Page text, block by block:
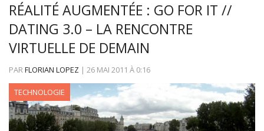
RÉALITÉ AUGMENTÉE : GO FOR IT //
DATING 3.0 – LA RENCONTRE
VIRTUELLE DE DEMAIN
PARFLORIAN LOPEZ | 26 MAI 2011 À 0:16
TECHNOLOGIE